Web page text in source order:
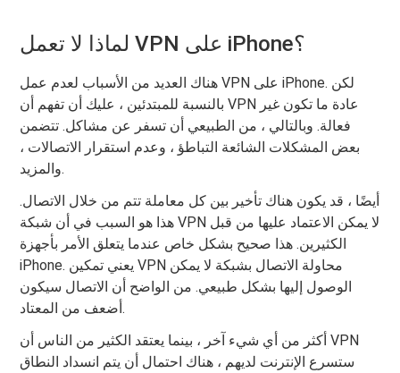
لماذا لا تعمل VPN على iPhone؟
هناك العديد من الأسباب لعدم عمل VPN على iPhone. لكن
بالنسبة للمبتدئين ، عليك أن تفهم أن VPN عادة ما تكون غير
فعالة. وبالتالي ، من الطبيعي أن تسفر عن مشاكل. تتضمن
بعض المشكلات الشائعة التباطؤ ، وعدم استقرار الاتصالات ،
والمزيد.
أيضًا ، قد يكون هناك تأخير بين كل معاملة تتم من خلال الاتصال.
هذا هو السبب في أن شبكة VPN لا يمكن الاعتماد عليها من قبل
الكثيرين. هذا صحيح بشكل خاص عندما يتعلق الأمر بأجهزة
iPhone. يعني تمكين VPN محاولة الاتصال بشبكة لا يمكن
الوصول إليها بشكل طبيعي. من الواضح أن الاتصال سيكون
أضعف من المعتاد.
أكثر من أي شيء آخر ، بينما يعتقد الكثير من الناس أن VPN
ستسرع الإنترنت لديهم ، هناك احتمال أن يتم انسداد النطاق